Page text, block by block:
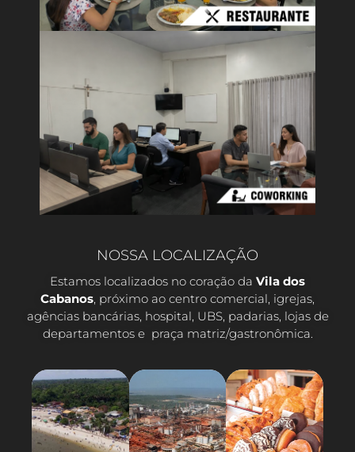
NOSSA LOCALIZAÇÃO
Estamos localizados no coração da Vila dos
Cabanos, próximo ao centro comercial, igrejas,
agências bancárias, hospital, UBS, padarias, lojas de
departamentos e praça matriz/gastronômica.